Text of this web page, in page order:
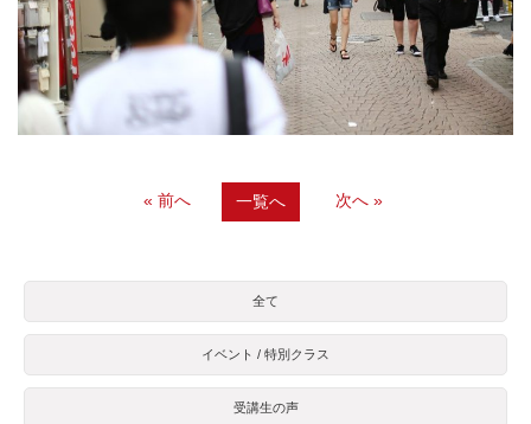
« 前へ 一覧へ 次へ »
全て
イベント / 特別クラス
受講生の声